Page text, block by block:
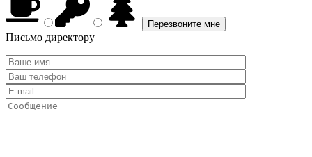
Письмо директору